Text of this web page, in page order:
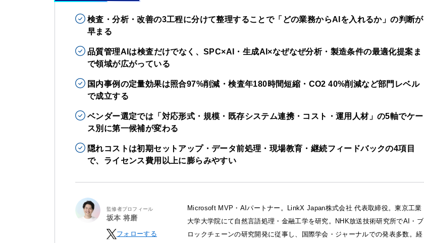
検査・分析・改善の3工程に分けて整理することで「どの業務からAIを入れるか」の判断が
早まる
品質管理AIは検査だけでなく、SPC×AI・生成AI×なぜなぜ分析・製造条件の最適化提案ま
で領域が広がっている
国内事例の定量効果は照合97%削減・検査年180時間短縮・CO2 40%削減など部門レベル
で成立する
ベンダー選定では「対応形式・規模・既存システム連携・コスト・運用人材」の5軸でケー
ス別に第一候補が変わる
隠れコストは初期セットアップ・データ前処理・現場教育・継続フィードバックの4項目
で、ライセンス費用以上に膨らみやすい
監修者プロフィール
坂本 将磨
フォローする
Microsoft MVP・AIパートナー。LinkX Japan株式会社 代表取締役。東京工業
大学大学院にて自然言語処理・金融工学を研究。NHK放送技術研究所でAI・ブ
ロックチェーンの研究開発に従事し、国際学会・ジャーナルでの発表多数。経